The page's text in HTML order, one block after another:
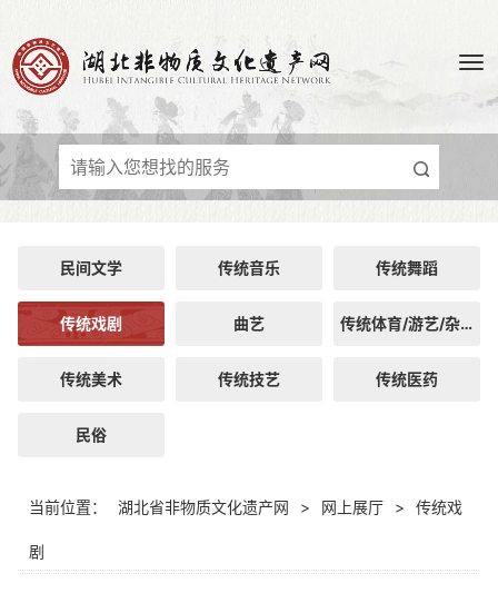
民间文学 传统音乐 传统舞蹈
传统戏剧 曲艺 传统体育/游艺/杂技
传统美术 传统技艺 传统医药
民俗
当前位置： 湖北省非物质文化遗产网 > 网上展厅 > 传统戏
剧